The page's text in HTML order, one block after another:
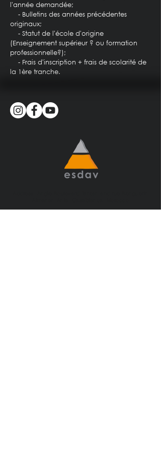
l'année demandée;
- Bulletins des années précédentes
originaux;
- Statut de l'école d'origine
(Enseignement supérieur ? ou formation
professionnelle?);
- Frais d'inscription + frais de scolarité de
la 1ère tranche.